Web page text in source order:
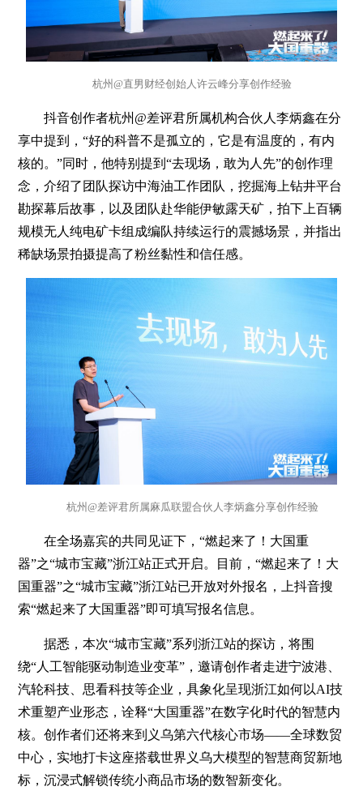
杭州@直男财经创始人许云峰分享创作经验
抖音创作者杭州@差评君所属机构合伙人李炳鑫在分
享中提到，“好的科普不是孤立的，它是有温度的，有内
核的。”同时，他特别提到“去现场，敢为人先”的创作理
念，介绍了团队探访中海油工作团队，挖掘海上钻井平台
勘探幕后故事，以及团队赴华能伊敏露天矿，拍下上百辆
规模无人纯电矿卡组成编队持续运行的震撼场景，并指出
稀缺场景拍摄提高了粉丝黏性和信任感。
杭州@差评君所属麻瓜联盟合伙人李炳鑫分享创作经验
在全场嘉宾的共同见证下，“燃起来了！大国重
器”之“城市宝藏”浙江站正式开启。目前，“燃起来了！大
国重器”之“城市宝藏”浙江站已开放对外报名，上抖音搜
索“燃起来了大国重器”即可填写报名信息。
据悉，本次“城市宝藏”系列浙江站的探访，将围
绕“人工智能驱动制造业变革”，邀请创作者走进宁波港、
汽轮科技、思看科技等企业，具象化呈现浙江如何以AI技
术重塑产业形态，诠释“大国重器”在数字化时代的智慧内
核。创作者们还将来到义乌第六代核心市场——全球数贸
中心，实地打卡这座搭载世界义乌大模型的智慧商贸新地
标，沉浸式解锁传统小商品市场的数智新变化。